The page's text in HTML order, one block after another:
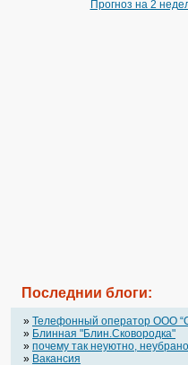
Прогноз на 2
Последнии блоги:
» Телефонный оператор OOO
» Блинная "Блин.Сковородка"
» почему так неуютно,
» Вакансия